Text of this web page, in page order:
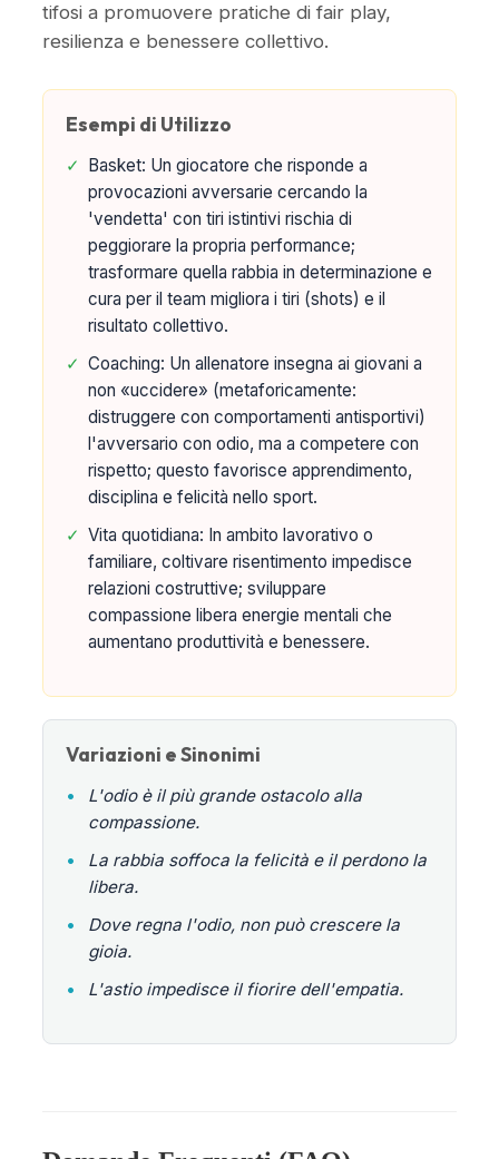
tifosi a promuovere pratiche di fair play,
resilienza e benessere collettivo.
Esempi di Utilizzo
✓ Basket: Un giocatore che risponde a
provocazioni avversarie cercando la
'vendetta' con tiri istintivi rischia di
peggiorare la propria performance;
trasformare quella rabbia in determinazione e
cura per il team migliora i tiri (shots) e il
risultato collettivo.
✓ Coaching: Un allenatore insegna ai giovani a
non «uccidere» (metaforicamente:
distruggere con comportamenti antisportivi)
l'avversario con odio, ma a competere con
rispetto; questo favorisce apprendimento,
disciplina e felicità nello sport.
✓ Vita quotidiana: In ambito lavorativo o
familiare, coltivare risentimento impedisce
relazioni costruttive; sviluppare
compassione libera energie mentali che
aumentano produttività e benessere.
Variazioni e Sinonimi
•
L'odio è il più grande ostacolo alla
compassione.
•
La rabbia soffoca la felicità e il perdono la
libera.
•
Dove regna l'odio, non può crescere la
gioia.
•
L'astio impedisce il fiorire dell'empatia.